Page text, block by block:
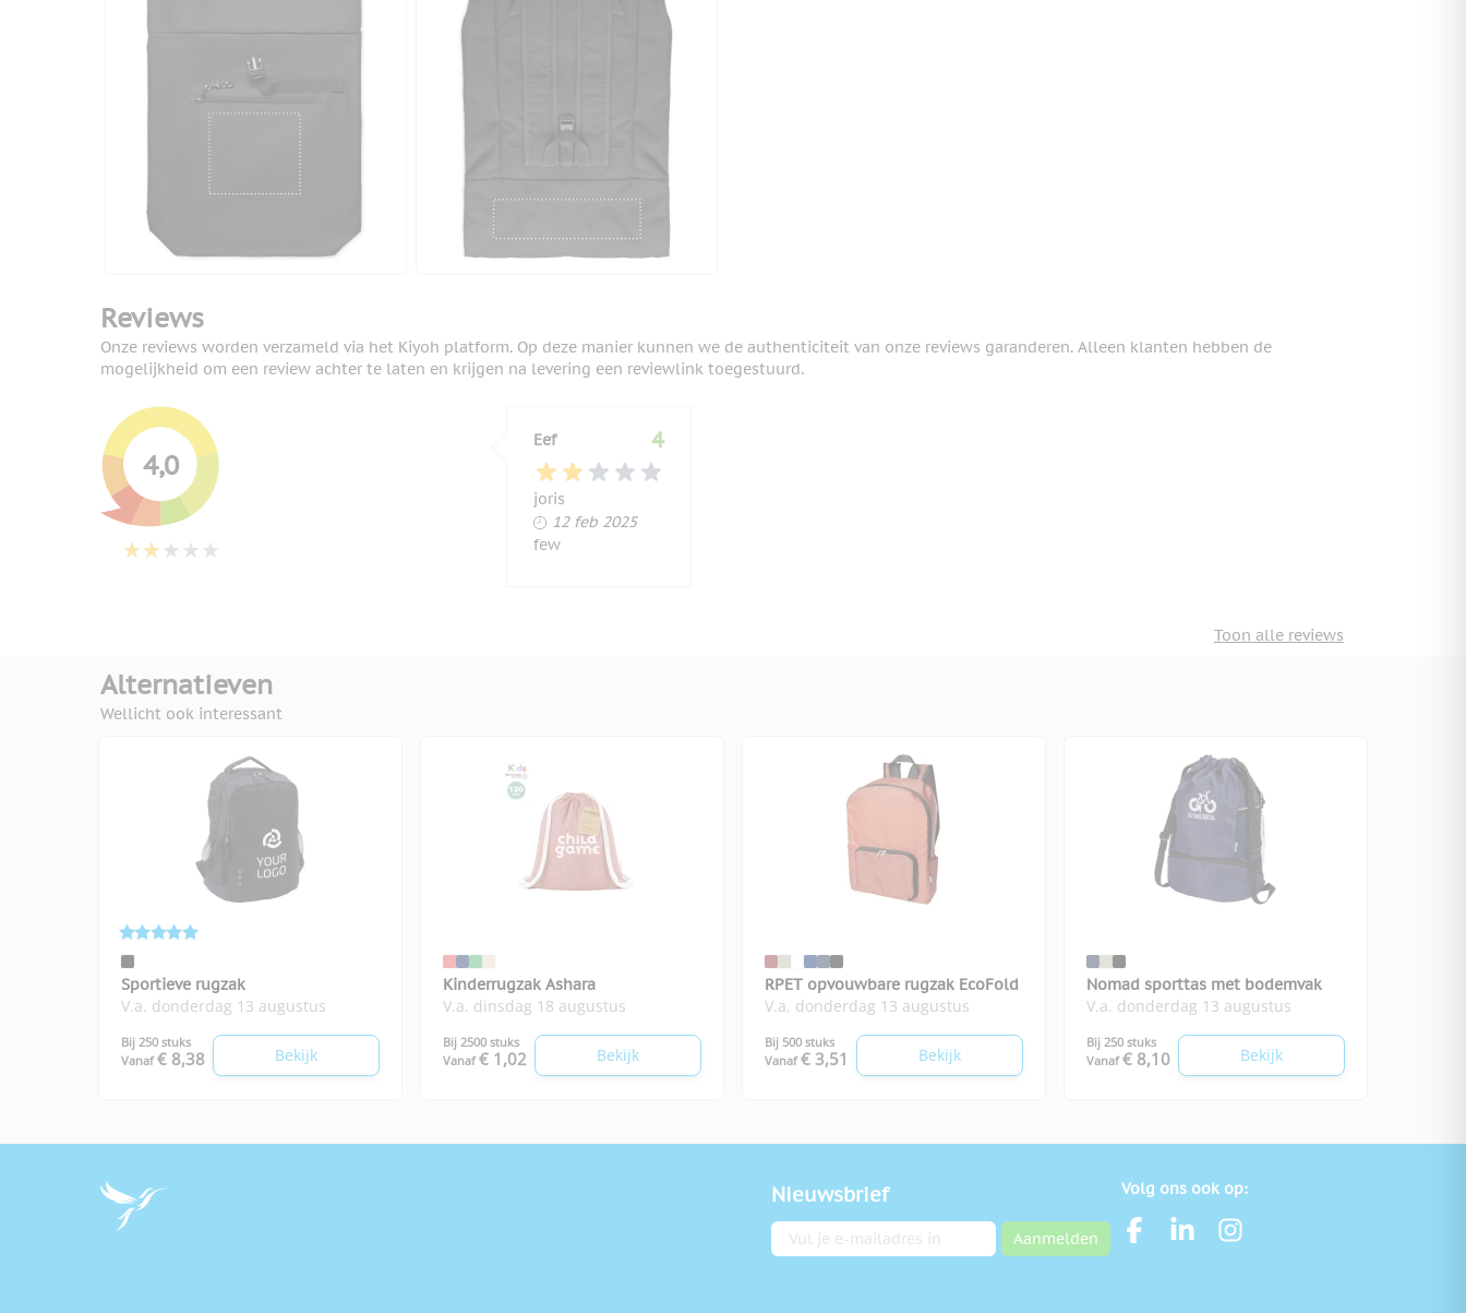
Reviews
Onze reviews worden verzameld via het Kiyoh platform. Op deze manier kunnen we de authenticiteit van onze reviews garanderen. Alleen klanten hebben de
mogelijkheid om een review achter te laten en krijgen na levering een reviewlink toegestuurd.
4,0
Eef
joris
12 februari 2025
12 feb 2025
4
few
Toon alle reviews
Alternatieven
Wellicht ook interessant
Sportieve rugzak
V.a. donderdag 13 augustus
Bij 250 stuks
Vanaf € 8,38 Bekijk
Kinderrugzak Ashara
V.a. dinsdag 18 augustus
Bij 2500 stuks
Vanaf € 1,02 Bekijk
RPET opvouwbare rugzak EcoFold
V.a. donderdag 13 augustus
Bij 500 stuks
Vanaf € 3,51 Bekijk
Nomad sporttas met bodemvak
V.a. donderdag 13 augustus
Bij 250 stuks
Vanaf € 8,10 Bekijk
Nieuwsbrief
E-mailadres Aanmelden
Volg ons ook op: